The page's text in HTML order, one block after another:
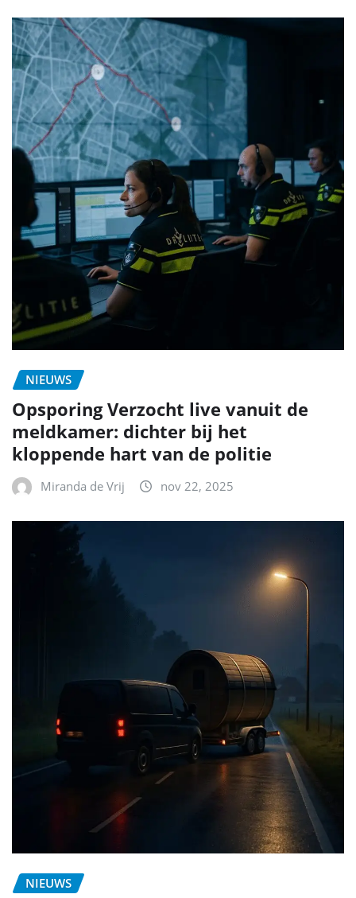
NIEUWS
Opsporing Verzocht live vanuit de
meldkamer: dichter bij het
kloppende hart van de politie
Miranda de Vrij nov 22, 2025
NIEUWS